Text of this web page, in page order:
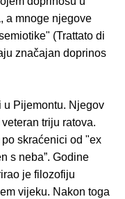
a mnoge njegove
(Trattato di
značajan doprinos
u Pijemontu. Njegov
triju ratova.
skraćenici od "ex
s neba”. Godine
je filozofiju
vijeku. Nakon toga